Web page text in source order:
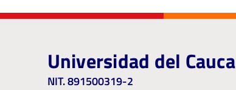
Universidad del Cauca
NIT. 891500319-2